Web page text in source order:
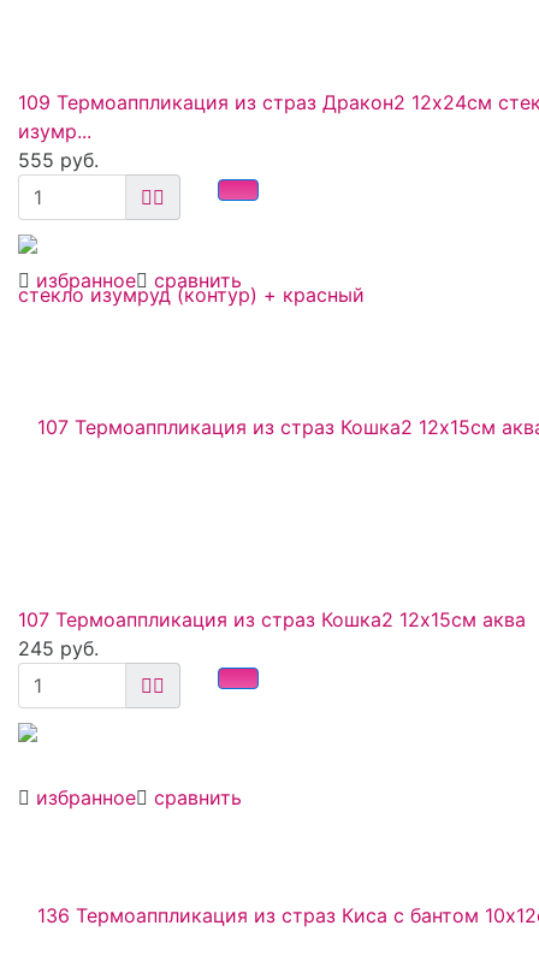
избранное сравнить
109 Термоаппликация из страз Дракон2 12х24см
изумр...
555 руб.
избранное сравнить
107 Термоаппликация из страз Кошка2 12х15см аква
245 руб.